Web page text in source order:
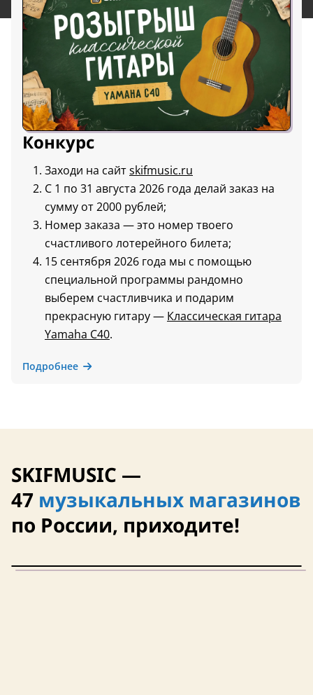
Конкурс
Заходи на сайтskifmusic.ru
С 1 по 31 августа 2026 года делай заказ на
сумму от 2000 рублей;
Номер заказа — это номер твоего
счастливого лотерейного билета;
15 сентября 2026 года мы с помощью
специальной программы рандомно
выберем счастливчика и подарим
прекрасную гитару — Классическая гитара
Yamaha C40.
Подробнее
SKIFMUSIC —
47 музыкальных магазинов
по России, приходите!